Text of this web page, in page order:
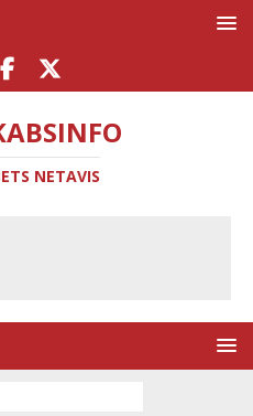
NETAVIS